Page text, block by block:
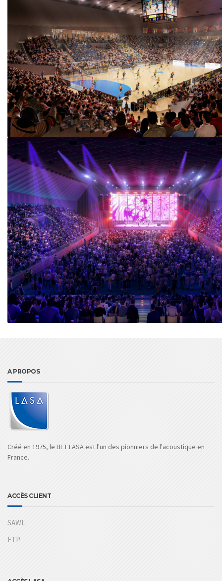
A PROPOS
Créé en 1975, le BET LASA est l'un des pionniers de l'acoustique en
France.
ACCÈS CLIENT
SAWL
FTP